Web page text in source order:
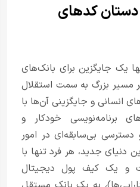
دستان کدهای
یک جایگزین برای بانک‌های
مسیر بزرگ به سمت استقلال
انسانی و جایگزینی آن‌ها با
برنامه‌نویسی خودکار و
دسترسی بی‌سابقه‌ای در امور
دنیای جدید، هر فرد تنها با
و یک کیف پول دیجیتال